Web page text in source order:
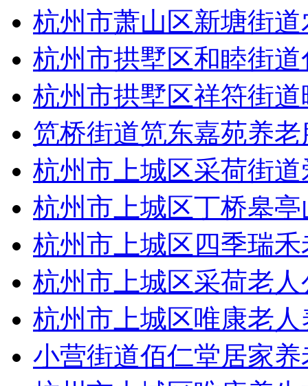
杭州市萧山区新塘街
杭州市拱墅区和睦街
杭州市拱墅区祥符街
笕桥街道笕东嘉苑养
杭州市上城区采荷街
杭州市上城区丁桥皋
杭州市上城区四季瑞
杭州市上城区采荷老人
杭州市上城区唯康老
小营街道佰仁堂居家